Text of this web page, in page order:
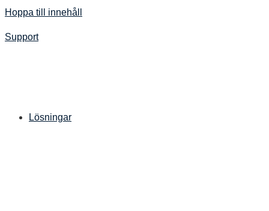
Hoppa till innehåll
Support
Lösningar